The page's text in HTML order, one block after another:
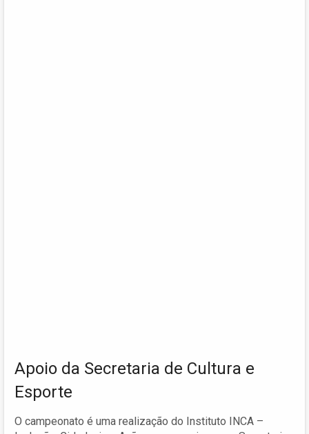
Apoio da Secretaria de Cultura e
Esporte
O campeonato é uma realização do Instituto INCA –